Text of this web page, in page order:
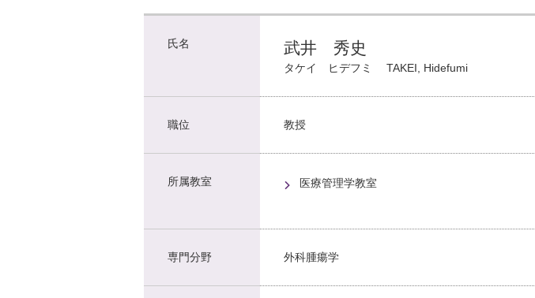
氏名 武井 秀史
タケイ ヒデフミ TAKEI, Hidefumi
職位 教授
所属教室 医療管理学教室
専門分野 外科腫瘍学